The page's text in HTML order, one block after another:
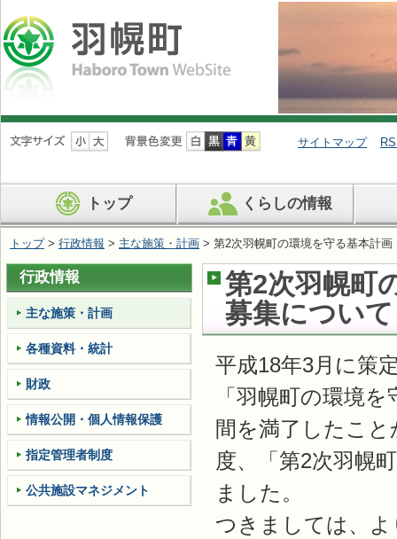
ナ
ビ
ン
を
ば
す
サイトマップ
トップ くらしの情報
トップ> 行政情報 > 主な施策・計画 > 第2次羽幌町の環境を守る基本計
第2次羽幌町
募集について
平成18年3月に策
「羽幌町の環境
間を満了したこ
度、「第2次羽幌
ました。
つきましては、
行政情報
主な施策・計画
各種資料・統計
財政
情報公開・個人情報保護
指定管理者制度
公共施設マネジメント